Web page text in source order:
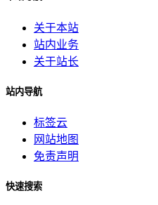
关于本站
站内业务
关于站长
站内导航
标签云
网站地图
免责声明
快速搜索